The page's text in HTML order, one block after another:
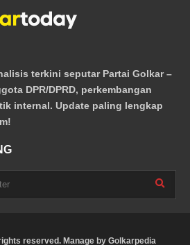
terkini seputar Partai Golkar –
DPR/DPRD, perkembangan
internal. Update paling lengkap
reserved. Manage by Golkarpedia